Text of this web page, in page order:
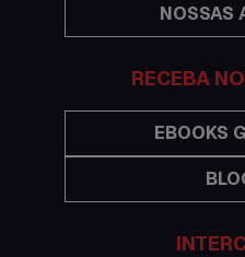
Histórias de
Hospedagem
Imigração Austrália
Informações gerais
NOSSAS
RECEBA
EBOOKS